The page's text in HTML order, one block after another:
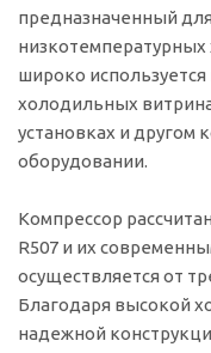
предназначенный
широко
холодильных
установках и другом
оборудовании.
Компрессор
R507 и их
осуществляется от
Благодаря высокой
надежной